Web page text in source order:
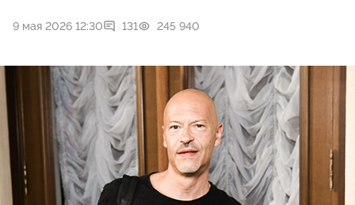
9 мая 2026 12:30 131 245 940